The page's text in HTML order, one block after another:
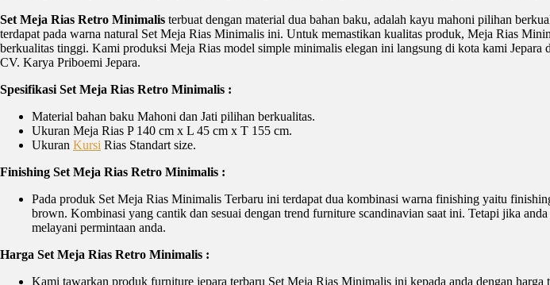
Set Meja Rias Retro Minimalis terbuat dengan material dua bahan baku, adalah kayu mahoni pilihan
terdapat pada warna natural Set Meja Rias Minimalis ini. Untuk memastikan kualitas produk, Meja Rias
berkualitas tinggi. Kami produksi Meja Rias model simple minimalis elegan ini langsung di kota kami Jepara
CV. Karya Priboemi Jepara.
Spesifikasi Set Meja Rias Retro Minimalis :
Material bahan baku Mahoni dan Jati pilihan berkualitas.
Ukuran Meja Rias P 140 cm x L 45 cm x T 155 cm.
Ukuran Kursi Rias Standart size.
Finishing Set Meja Rias Retro Minimalis :
Pada produk Set Meja Rias Minimalis Terbaru ini terdapat dua kombinasi warna finishing yaitu
brown. Kombinasi yang cantik dan sesuai dengan trend furniture scandinavian saat ini. Tetapi jika
melayani permintaan anda.
Harga Set Meja Rias Retro Minimalis :
Kami tawarkan produk furniture jepara terbaru Set Meja Rias Minimalis ini kepada anda dengan